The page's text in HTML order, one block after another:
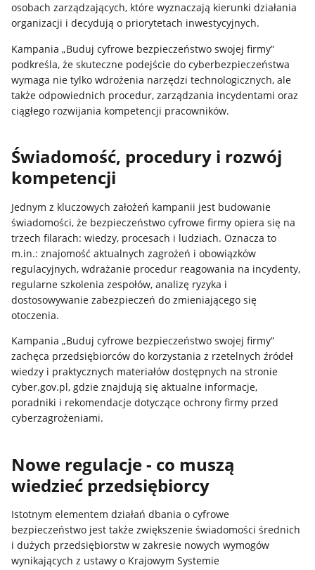
osobach zarządzających, które wyznaczają kierunki działania
organizacji i decydują o priorytetach inwestycyjnych.
Kampania „Buduj cyfrowe bezpieczeństwo swojej firmy”
podkreśla, że skuteczne podejście do cyberbezpieczeństwa
wymaga nie tylko wdrożenia narzędzi technologicznych, ale
także odpowiednich procedur, zarządzania incydentami oraz
ciągłego rozwijania kompetencji pracowników.
Świadomość, procedury i rozwój
kompetencji
Jednym z kluczowych założeń kampanii jest budowanie
świadomości, że bezpieczeństwo cyfrowe firmy opiera się na
trzech filarach: wiedzy, procesach i ludziach. Oznacza to
m.in.: znajomość aktualnych zagrożeń i obowiązków
regulacyjnych, wdrażanie procedur reagowania na incydenty,
regularne szkolenia zespołów, analizę ryzyka i
dostosowywanie zabezpieczeń do zmieniającego się
otoczenia.
Kampania „Buduj cyfrowe bezpieczeństwo swojej firmy”
zachęca przedsiębiorców do korzystania z rzetelnych źródeł
wiedzy i praktycznych materiałów dostępnych na stronie
cyber.gov.pl, gdzie znajdują się aktualne informacje,
poradniki i rekomendacje dotyczące ochrony firmy przed
cyberzagrożeniami.
Nowe regulacje - co muszą
wiedzieć przedsiębiorcy
Istotnym elementem działań dbania o cyfrowe
bezpieczeństwo jest także zwiększenie świadomości średnich
i dużych przedsiębiorstw w zakresie nowych wymogów
wynikających z ustawy o Krajowym Systemie